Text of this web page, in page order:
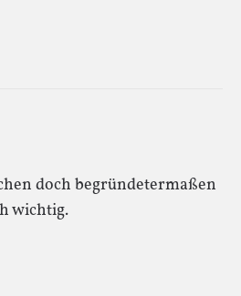
doch begründetermaßen
wichtig.